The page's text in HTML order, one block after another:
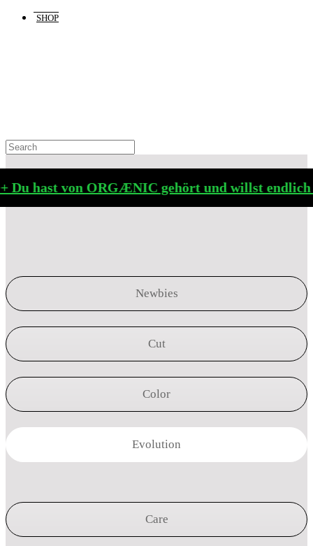
SHOP
Du hast von ORGÆNIC gehört und willst endlich
Newbies
Cut
Color
Evolution
Care